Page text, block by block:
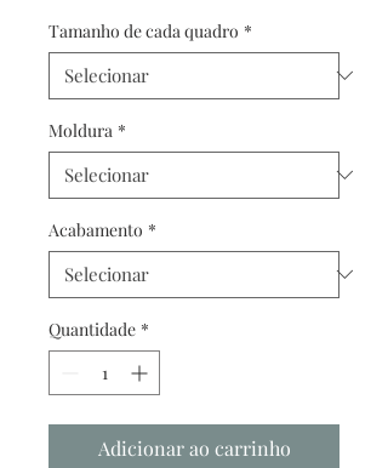
Tamanho de cada quadro *
Moldura *
Acabamento *
Quantidade *
Adicionar ao carrinho